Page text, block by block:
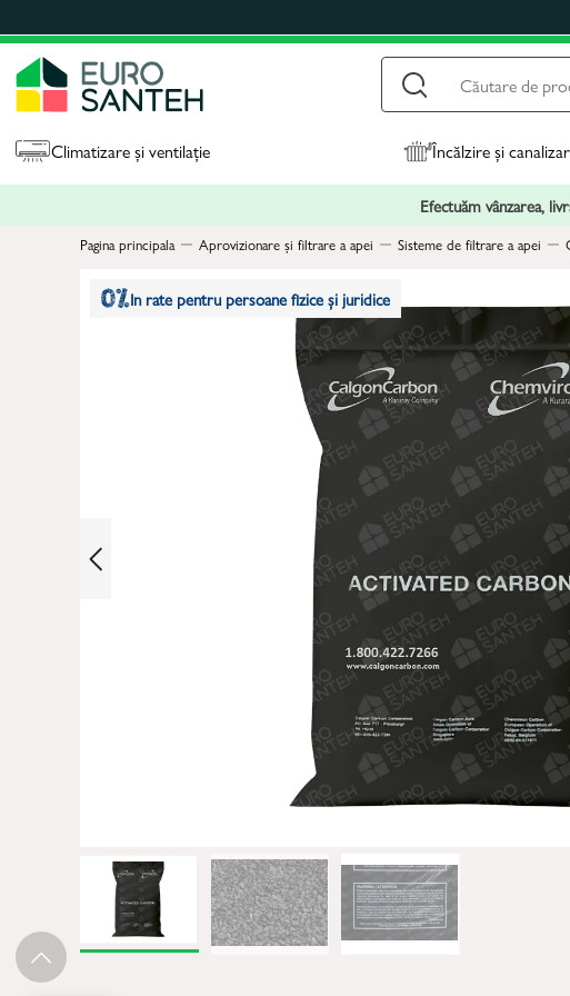
Climatizare și ventilație Încălzire și
Efectuăm vânzarea,
Pagina principala Aprovizionare și filtrare a apei Sisteme de filtrare a apei
In rate pentru persoane fizice și juridice